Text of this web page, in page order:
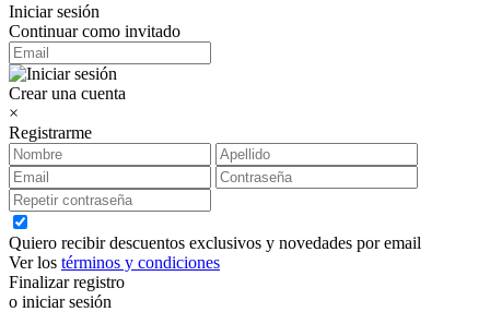
Iniciar sesión
Continuar como invitado
Crear una cuenta
×
Registrarme
Quiero recibir descuentos exclusivos y novedades por email
Ver los términos y condiciones
Finalizar registro
o iniciar sesión